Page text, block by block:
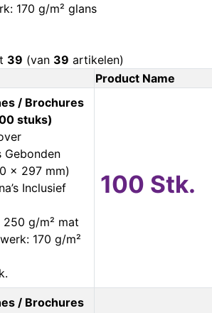
170 g/m² glans
39 (van 39 artikelen)
Product Name
/ Brochures
stuks)
Gebonden
x 297 mm)
Inclusief
250 g/m² mat
170 g/m²
100 Stk.
/ Brochures